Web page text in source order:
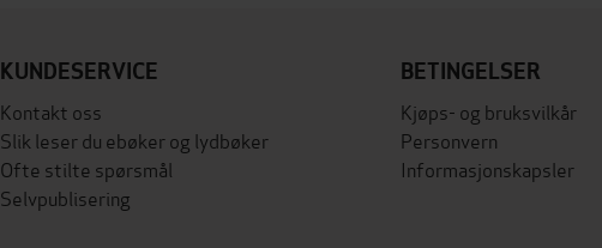
KUNDESERVICE
Kontakt oss
Slik leser du ebøker og lydbøker
Ofte stilte spørsmål
Selvpublisering
BETINGELSER
Kjøps- og bruksvilkår
Personvern
Informasjonskapsler